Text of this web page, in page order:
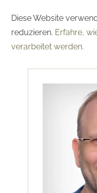
Diese Website
reduzieren. Erfahre,
verarbeitet werden.